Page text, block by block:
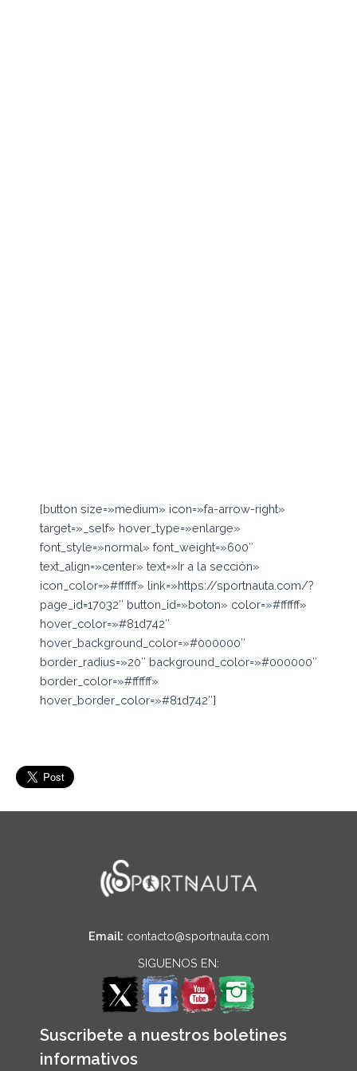
[button size=»medium» icon=»fa-arrow-right»
target=»_self» hover_type=»enlarge»
font_style=»normal» font_weight=»600″
text_align=»center» text=»Ir a la sección»
icon_color=»#ffffff» link=»https://sportnauta.com/?
page_id=17032″ button_id=»boton» color=»#ffffff»
hover_color=»#81d742″
hover_background_color=»#000000″
border_radius=»20″ background_color=»#000000″
border_color=»#ffffff»
hover_border_color=»#81d742″]
Email: contacto@sportnauta.com
SIGUENOS EN:
Suscribete a nuestros boletines
informativos